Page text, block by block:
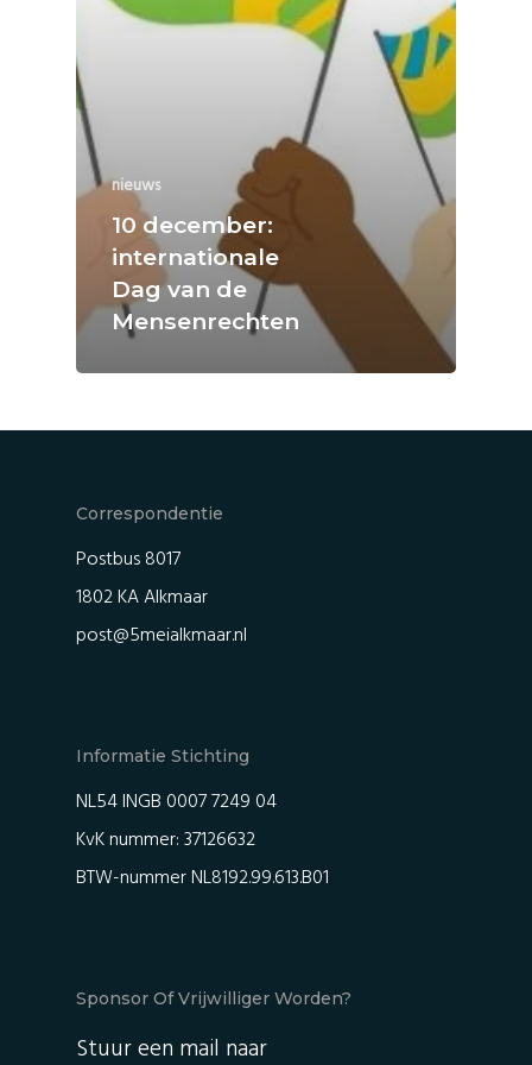
nieuws
10 december:
internationale
Dag van de
Mensenrechten
Correspondentie
Postbus 8017
1802 KA Alkmaar
post@5meialkmaar.nl
Informatie Stichting
NL54 INGB 0007 7249 04
KvK nummer: 37126632
BTW-nummer NL8192.99.613.B01
Sponsor Of Vrijwilliger Worden?
Stuur een mail naar